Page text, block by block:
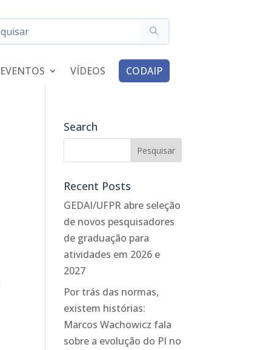
EVENTOS VÍDEOS CODAIP
Search
Recent Posts
GEDAI/UFPR abre seleção
de novos pesquisadores
de graduação para
atividades em 2026 e
2027
Por trás das normas,
existem histórias:
Marcos Wachowicz fala
sobre a evolução do PI no